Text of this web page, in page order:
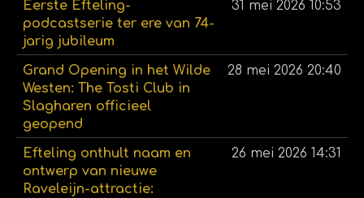
Eerste Efteling-
podcastserie ter ere van 74-
jarig jubileum
31 mei 2026 10:53
Grand Opening in het Wilde
Westen: The Tosti Club in
Slagharen officieel
geopend
28 mei 2026 20:40
Efteling onthult naam en
ontwerp van nieuwe
Raveleijn-attractie:
26 mei 2026 14:31